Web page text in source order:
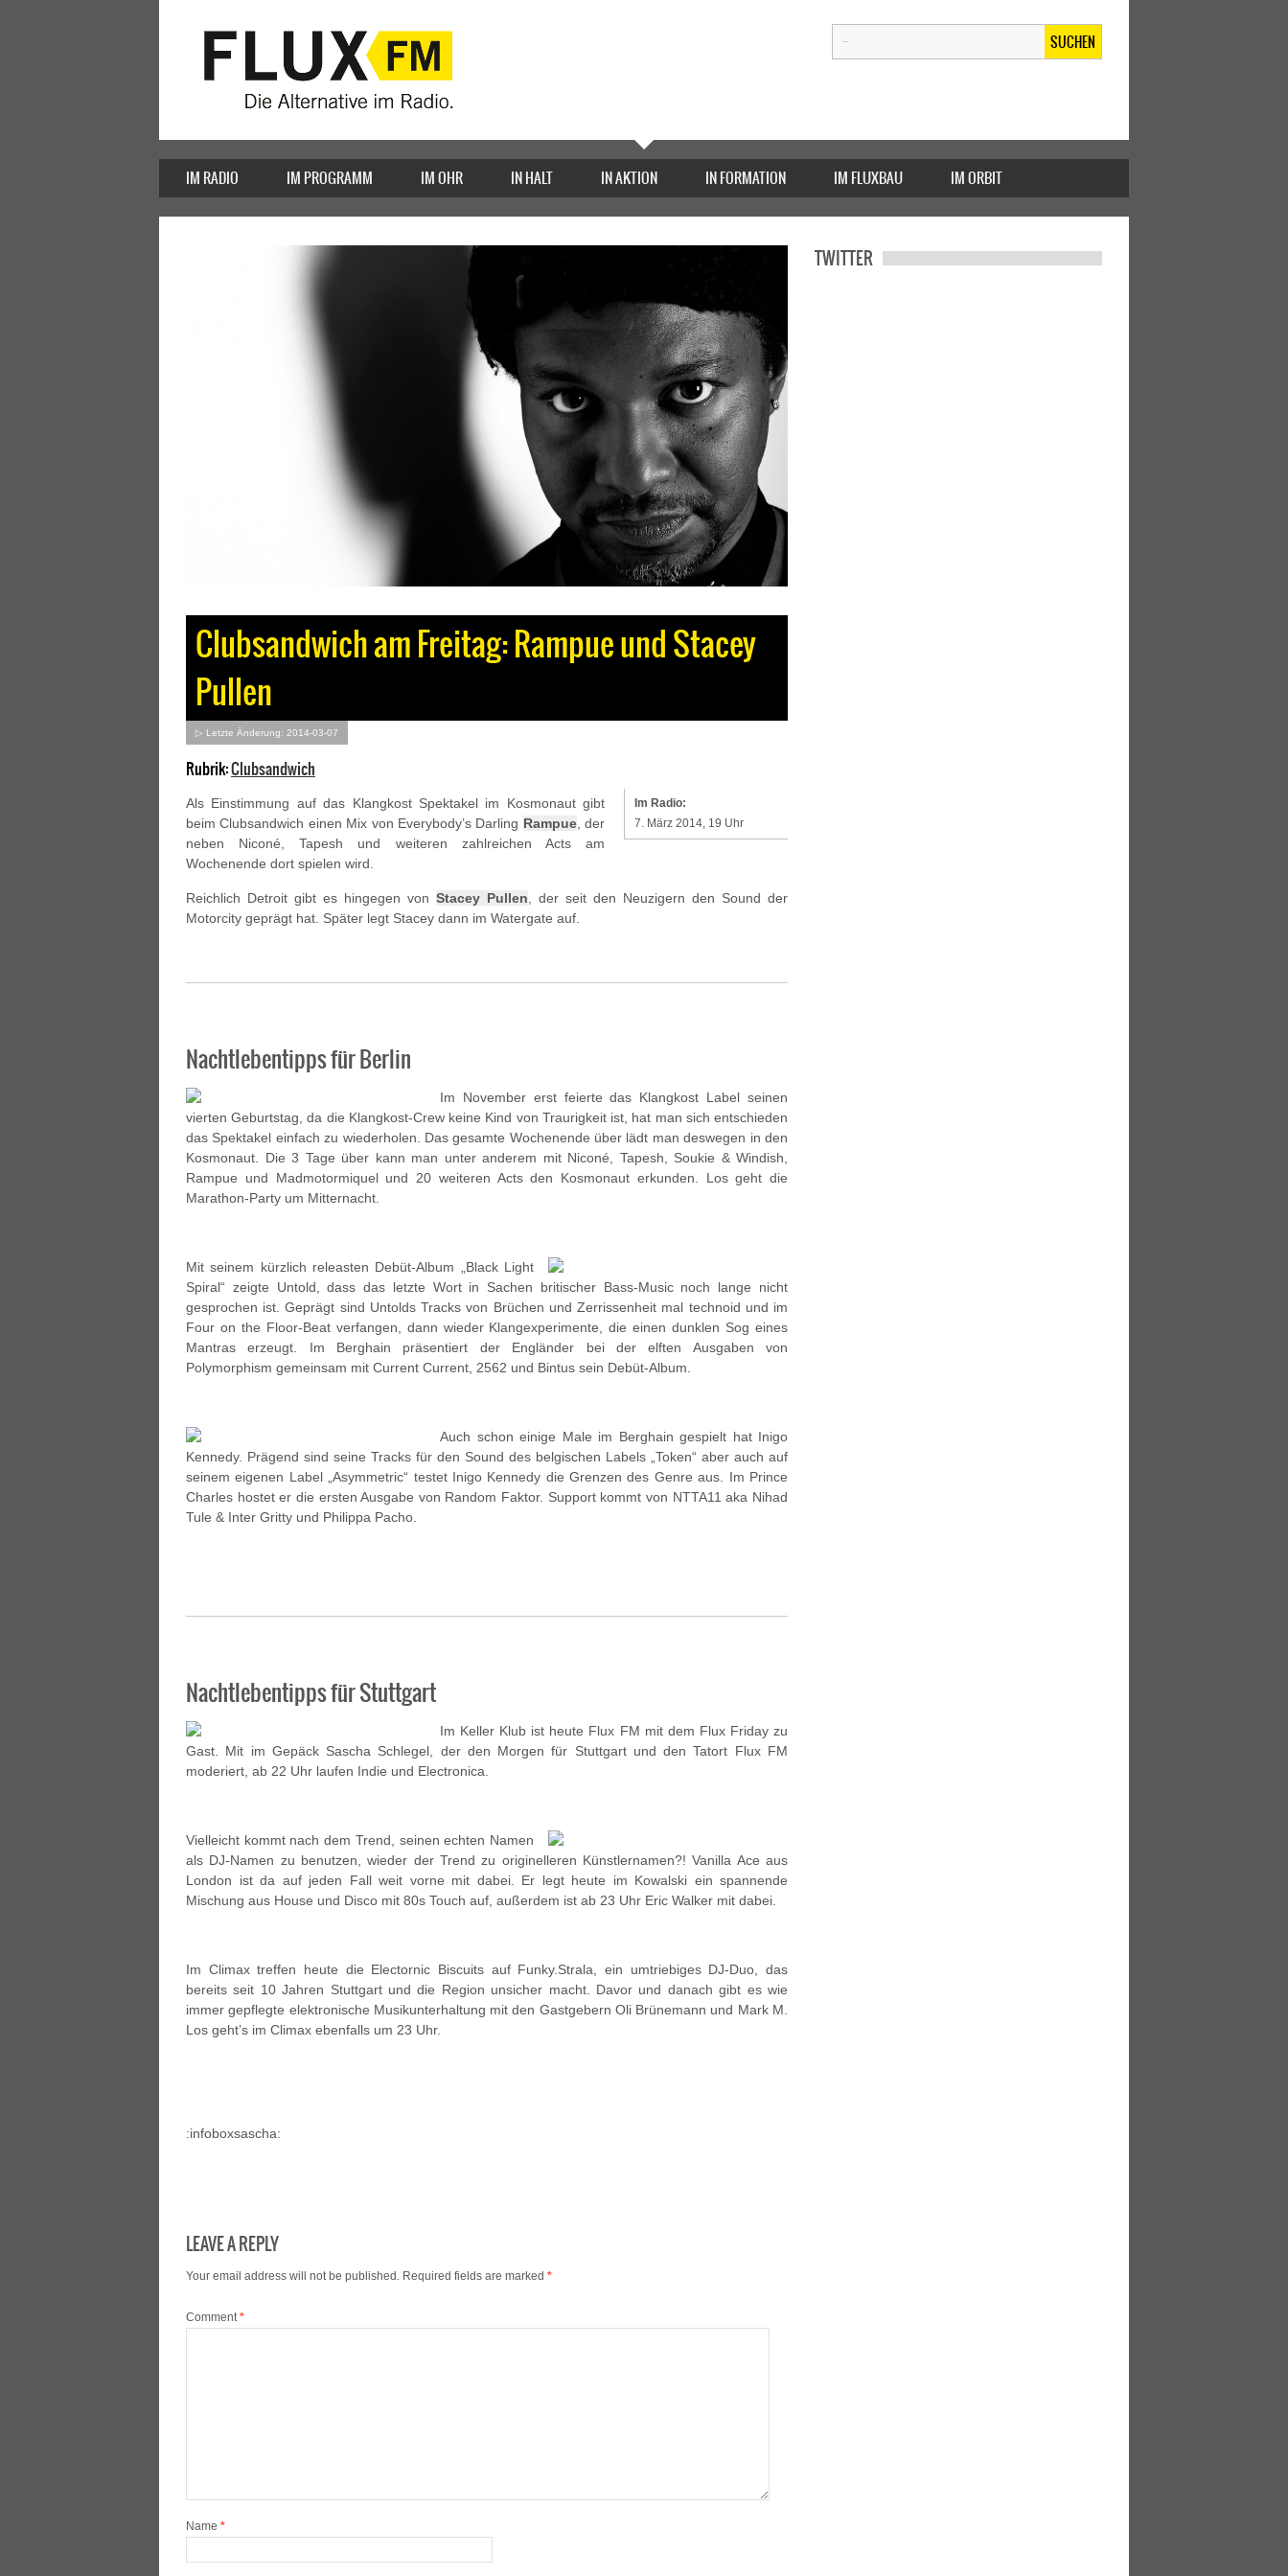
SUCHEN
IM RADIO IM PROGRAMM IM OHR IN HALT IN AKTION IN FORMATION IM FLUXBAU IM ORBIT
Clubsandwich am Freitag: Rampue und Stacey
Pullen
▷ Letzte Änderung: 2014-03-07
Rubrik:Clubsandwich
Im Radio:
7. März 2014, 19 Uhr
Als Einstimmung auf das Klangkost Spektakel im Kosmonaut gibt
beim Clubsandwich einen Mix von Everybody’s Darling Rampue, der
neben Niconé, Tapesh und weiteren zahlreichen Acts am
Wochenende dort spielen wird.
Reichlich Detroit gibt es hingegen von Stacey Pullen , der seit den Neuzigern den Sound der
Motorcity geprägt hat. Später legt Stacey dann im Watergate auf.
Nachtlebentipps für Berlin
Im November erst feierte das Klangkost Label seinen
vierten Geburtstag, da die Klangkost-Crew keine Kind von Traurigkeit ist, hat man sich entschieden
das Spektakel einfach zu wiederholen. Das gesamte Wochenende über lädt man deswegen in den
Kosmonaut. Die 3 Tage über kann man unter anderem mit Niconé, Tapesh, Soukie & Windish,
Rampue und Madmotormiquel und 20 weiteren Acts den Kosmonaut erkunden. Los geht die
Marathon-Party um Mitternacht.
Mit seinem kürzlich releasten Debüt-Album „Black Light
Spiral“ zeigte Untold, dass das letzte Wort in Sachen britischer Bass-Music noch lange nicht
gesprochen ist. Geprägt sind Untolds Tracks von Brüchen und Zerrissenheit mal technoid und im
Four on the Floor-Beat verfangen, dann wieder Klangexperimente, die einen dunklen Sog eines
Mantras erzeugt. Im Berghain präsentiert der Engländer bei der elften Ausgaben von
Polymorphism gemeinsam mit Current Current, 2562 und Bintus sein Debüt-Album.
Auch schon einige Male im Berghain gespielt hat Inigo
Kennedy. Prägend sind seine Tracks für den Sound des belgischen Labels „Token“ aber auch auf
seinem eigenen Label „Asymmetric“ testet Inigo Kennedy die Grenzen des Genre aus. Im Prince
Charles hostet er die ersten Ausgabe von Random Faktor. Support kommt von NTTA11 aka Nihad
Tule & Inter Gritty und Philippa Pacho.
Nachtlebentipps für Stuttgart
Im Keller Klub ist heute Flux FM mit dem Flux Friday zu
Gast. Mit im Gepäck Sascha Schlegel, der den Morgen für Stuttgart und den Tatort Flux FM
moderiert, ab 22 Uhr laufen Indie und Electronica.
Vielleicht kommt nach dem Trend, seinen echten Namen
als DJ-Namen zu benutzen, wieder der Trend zu originelleren Künstlernamen?! Vanilla Ace aus
London ist da auf jeden Fall weit vorne mit dabei. Er legt heute im Kowalski ein spannende
Mischung aus House und Disco mit 80s Touch auf, außerdem ist ab 23 Uhr Eric Walker mit dabei.
Im Climax treffen heute die Electornic Biscuits auf Funky.Strala, ein umtriebiges DJ-Duo, das
bereits seit 10 Jahren Stuttgart und die Region unsicher macht. Davor und danach gibt es wie
immer gepflegte elektronische Musikunterhaltung mit den Gastgebern Oli Brünemann und Mark M.
Los geht’s im Climax ebenfalls um 23 Uhr.
:infoboxsascha:
LEAVE A REPLY
Your email address will not be published. Required fields are marked *
Comment*
Name *
TWITTER